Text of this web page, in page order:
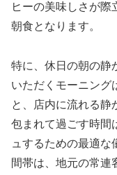
ヒーの美味しさが際
朝食となります。
特に、休日の朝の静
いただくモーニング
と、店内に流れる静
包まれて過ごす時間
ュするための最適
間帯は、地元の常連